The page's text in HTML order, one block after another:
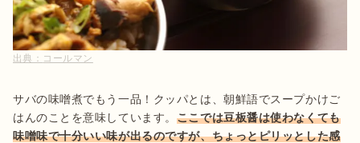
出典： コールマン
サバの味噌煮でもう一品！クッパとは、朝鮮語でスープかけご
はんのことを意味しています。 ここでは豆板醤は使わなくても
味噌味で十分いい味が出るのですが、ちょっとピリッとした感